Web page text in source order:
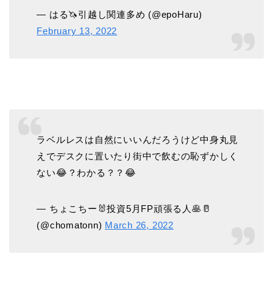
— はる🦄引越し関連多め (@epoHaru)
February 13, 2022
ラベルレスは自然にいいんだろうけど中身丸見
えでデスクに置いたり街中で飲むの恥ずかしく
ない😂？わかる？？😂
— ちょこちー🐰投資5月FP頑張る人🥞🥛
(@chomatonn) March 26, 2022